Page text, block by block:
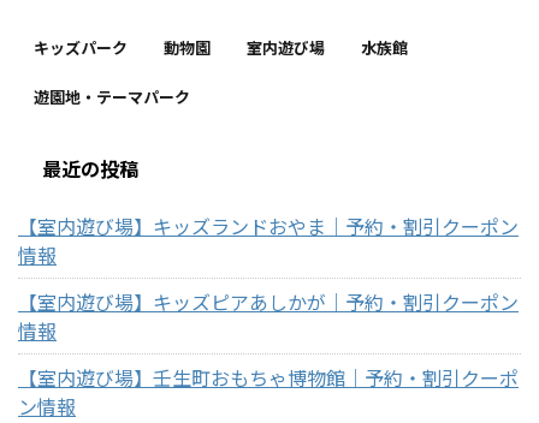
キッズパーク 動物園 室内遊び場 水族館
遊園地・テーマパーク
最近の投稿
【室内遊び場】キッズランドおやま｜予約・割引クーポン
情報
【室内遊び場】キッズピアあしかが｜予約・割引クーポン
情報
【室内遊び場】壬生町おもちゃ博物館｜予約・割引クーポ
ン情報